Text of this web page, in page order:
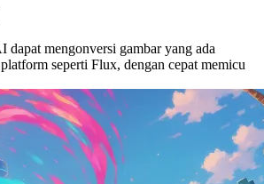
dapat mengonversi gambar yang ada
seperti Flux, dengan cepat memicu